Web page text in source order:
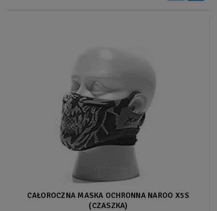
CAŁOROCZNA MASKA OCHRONNA NAROO X5S
(CZASZKA)